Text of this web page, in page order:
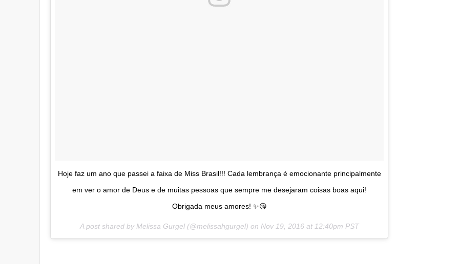
Hoje faz um ano que passei a faixa de Miss Brasil!!! Cada lembrança é emocionante principalmente
em ver o amor de Deus e de muitas pessoas que sempre me desejaram coisas boas aqui!
Obrigada meus amores! ✨😘
A post shared by Melissa Gurgel (@melissahgurgel) on Nov 19, 2016 at 12:40pm PST